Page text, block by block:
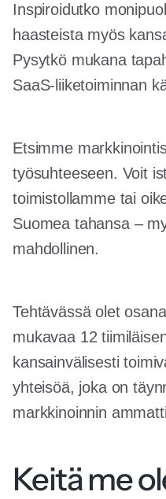
Inspiroidutko
haasteista myös
Pysytkö mukana
SaaS-liiketoiminnan
Etsimme
työsuhteeseen. Voit
toimistollamme tai
Suomea tahansa –
mahdollinen.
Tehtävässä olet
mukavaa 12
kansainvälisesti
yhteisöä, joka on
markkinoinnin
Keitä me